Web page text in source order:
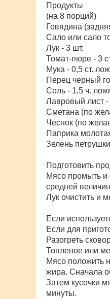
Продукты
(на 8 порций)
Говядина
Сало или сало
Лук - 3 шт.
Томат-пюре - 3
Мука - 0,5 ст.
Перец черный
Соль - 1,5 ч.
Лавровый лист -
Сметана (по
Чеснок (по
Паприка
Зелень
Подготовить
Мясо промыть и
средней
Лук очистить и
Если
Если для
Разогреть
Топленое или
Мясо положить
жира. Сначала
Затем кусочки
минуты.